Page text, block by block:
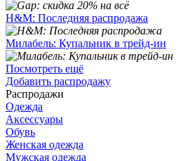
H&M: Последняя распродажа
Милабель: Купальник в трейд-ин
Посмотреть ещё
Добавить распродажу
Распродажи
Одежда
Аксессуары
Обувь
Женская одежда
Мужская одежда